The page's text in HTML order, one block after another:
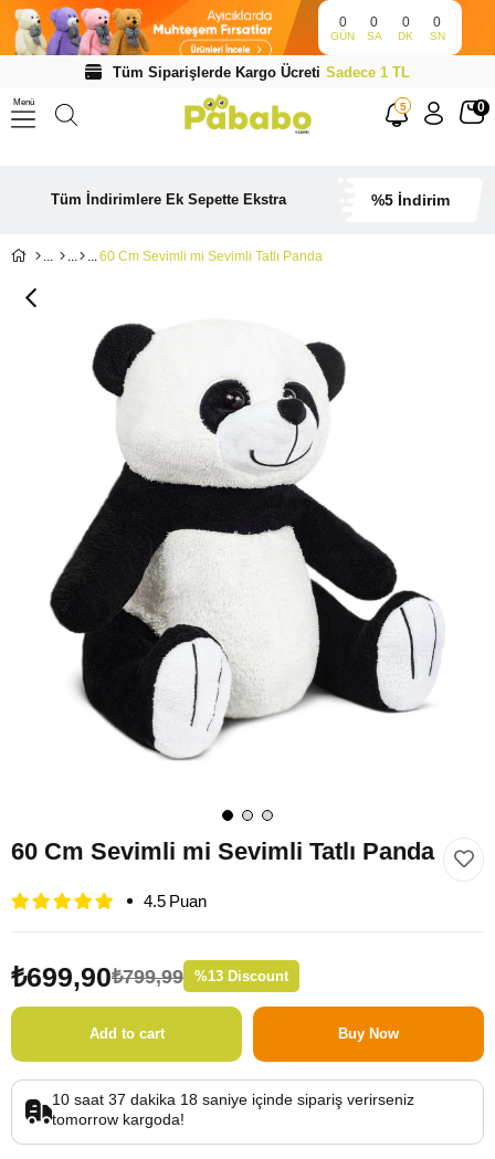
0
GÜN
0
SA
0
DK
0
SN
Tüm Siparişlerde Kargo Ücreti Sadece 1 TL
Menü 5 0
Tüm İndirimlere Ek Sepette Ekstra %5 İndirim
60 Cm Sevimli mi Sevimli Tatlı Panda
60 Cm Sevimli mi Sevimli Tatlı Panda
4.5
₺799,99
₺699,90 %13 Discount
10 saat 37 dakika 17 saniye içinde sipariş verirseniz
kargoda!